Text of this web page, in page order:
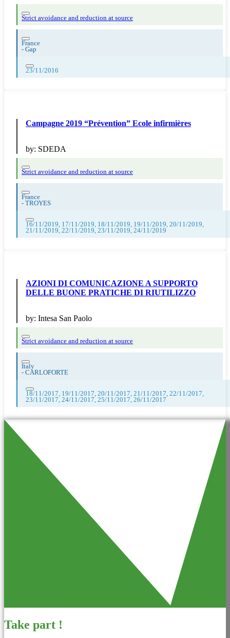
Strict avoidance and reduction at source
France
- Gap
23/11/2016
Campagne 2019 “Prévention” Ecole infirmières
by: SDEDA
Strict avoidance and reduction at source
France
- TROYES
16/11/2019, 17/11/2019, 18/11/2019, 19/11/2019, 20/11/2019,
21/11/2019, 22/11/2019, 23/11/2019, 24/11/2019
AZIONI DI COMUNICAZIONE A SUPPORTO
DELLE BUONE PRATICHE DI RIUTILIZZO
by: Intesa San Paolo
Strict avoidance and reduction at source
Italy
- CARLOFORTE
18/11/2017, 19/11/2017, 20/11/2017, 21/11/2017, 22/11/2017,
23/11/2017, 24/11/2017, 25/11/2017, 26/11/2017
Take part !